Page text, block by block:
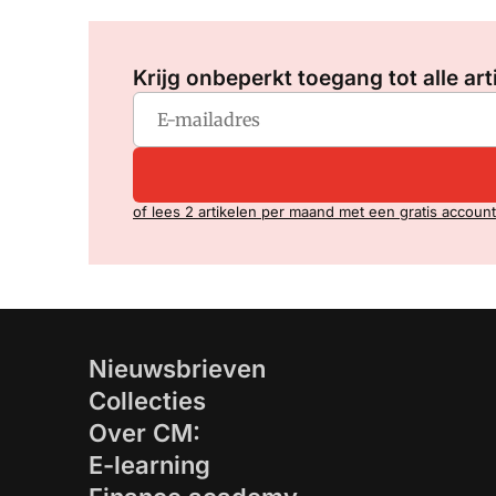
Krijg onbeperkt toegang tot alle
of lees 2 artikelen per maand met een gratis account
Nieuwsbrieven
Collecties
Over CM:
E-learning